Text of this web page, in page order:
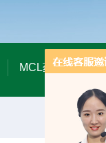
MCL药用甘油